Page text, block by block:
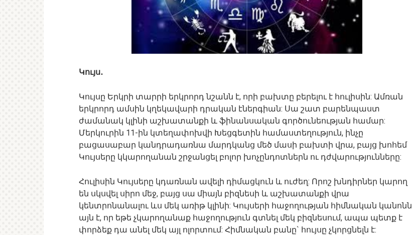
Կույս․
Կույսը Երկրի տարրի երկրորդ նշանն է, որի բախտը բերելու է հուլիսին: Ամռան
երկրորդ ամսին կղեկավարի դրական էներգիան: Սա շատ բարենպաստ
ժամանակ կլինի աշխատանքի և ֆինանսական գործունեության համար:
Մերկուրին 11-ին կտեղափոխվի Խեցգետին համաստեղություն, ինչը
բացասաբար կանդրադառնա մարդկանց մեծ մասի բախտի վրա, բայց խոհեմ
Կույսերը կկարողանան շրջանցել բոլոր խոչընդոտներն ու դժվարությունները:
Հուլիսին Կույսերը կդառնան ավելի դիմացկուն և ուժեղ: Որոշ խնդիրներ կարող
են սկսվել սիրո մեջ, բայց սա միայն բիզնեսի և աշխատանքի վրա
կենտրոնանալու ևս մեկ առիթ կլինի: Կույսերի հաջողության հիմնական կանոնն
այն է, որ եթե չկարողանաք հաջողություն գտնել մեկ բիզնեսում, ապա պետք է
փորձեք դա անել մեկ այլ ոլորտում: Հիմնական բանը` հույսը չկորցնելն է: